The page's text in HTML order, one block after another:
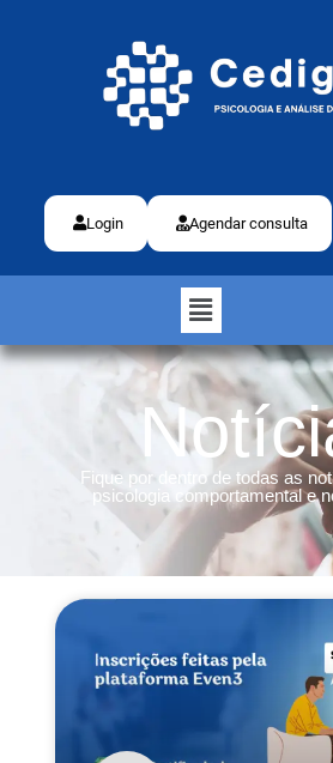
Login Agendar consulta
Fique por dentro de todas as
psicologia comportamental e